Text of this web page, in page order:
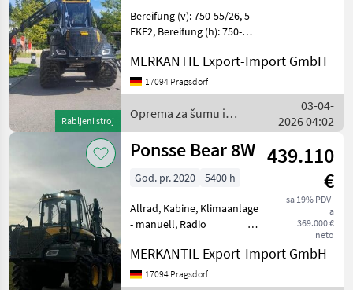
Rabljeni stroj
Bereifung (v): 750-55/26, 5
FKF2, Bereifung (h): 750-
Geschwindigkeit: 20 km/h,
Kabine, Luftgefederter Sitz,
Radio ________
Transportabmessungen (L
MERKANTIL Export-Import GmbH
17094 Pragsdorf
Oprema za šumu i
obradu drveta / Ponsse
03-04-
2026 04:02
Ponsse Bear 8W 439.110
€
sa 19% PDV-
a
369.000 €
neto
God. pr. 2020 5400 h
Allrad, Kabine, Klimaanlage
- manuell, Radio ________
Hydrauliköl Nachfüllpumpe
Datenübertragungssystem
Kühlerschutz Kranhub
MERKANTIL Export-Import GmbH
17094 Pragsdorf